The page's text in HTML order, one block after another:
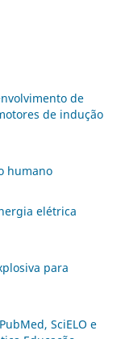
de
de indução
humano
elétrica
para
SciELO e